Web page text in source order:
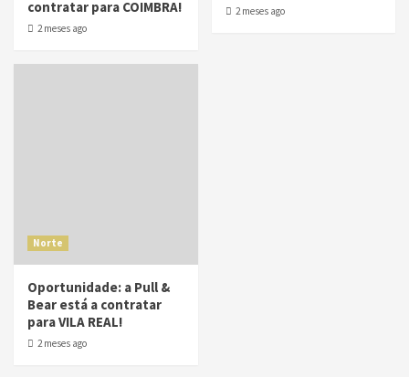
contratar para COIMBRA!
2 meses ago
2 meses ago
Norte
Oportunidade: a Pull &
Bear está a contratar
para VILA REAL!
2 meses ago